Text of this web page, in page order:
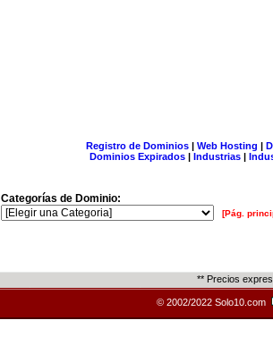
Registro de Dominios| Web Hosting |
Dominios Expirados | Industrias |
Categorías de Dominio:
[Pág.
** Precios
© 2002/2022 Solo10.com